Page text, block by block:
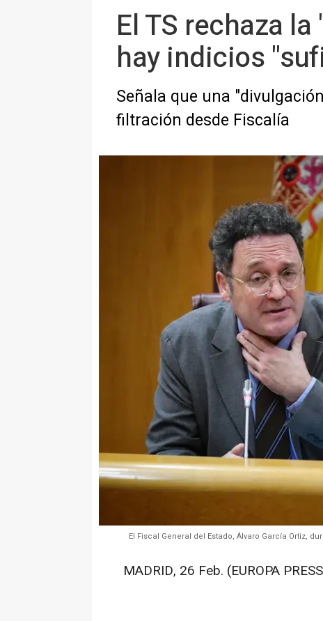
El TS rechaza
hay indicios
Señala que una
filtración desde Fiscalía
El Fiscal General del Estado, Álvaro García Ortiz,
MADRID, 26 Feb. (EUROPA